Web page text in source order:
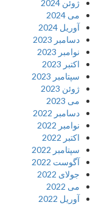
ژوئن 2024
می 2024
آوریل 2024
دسامبر 2023
نوامبر 2023
اکتبر 2023
سپتامبر 2023
ژوئن 2023
می 2023
دسامبر 2022
نوامبر 2022
اکتبر 2022
سپتامبر 2022
آگوست 2022
جولای 2022
می 2022
آوریل 2022